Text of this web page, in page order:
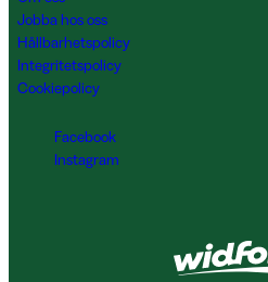
Jobba hos oss
Hållbarhetspolicy
Integritetspolicy
Cookiepolicy
Facebook
Instagram